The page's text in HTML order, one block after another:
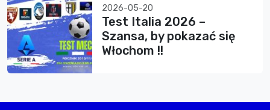
2026-05-20
Test Italia 2026 –
Szansa, by pokazać się
Włochom !!